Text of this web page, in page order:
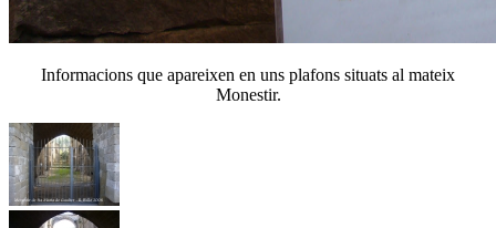
Informacions que apareixen en uns plafons situats al mateix
Monestir.